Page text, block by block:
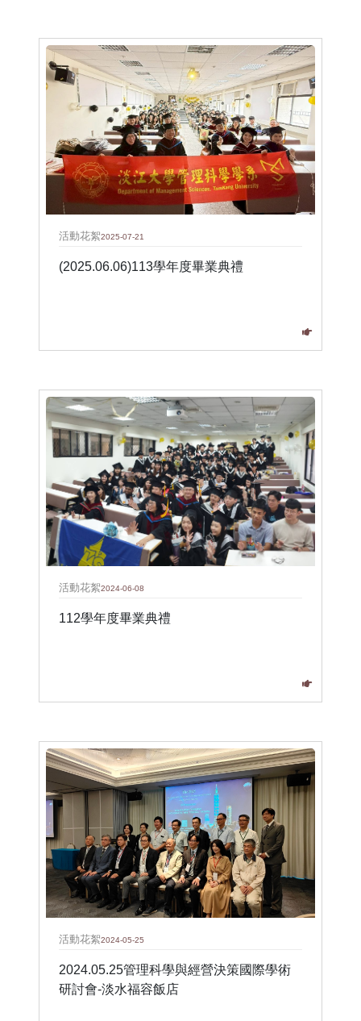
活動花絮2025-07-21
(2025.06.06)113學年度畢業典禮
活動花絮2024-06-08
112學年度畢業典禮
活動花絮2024-05-25
2024.05.25管理科學與經營決策國際學術
研討會-淡水福容飯店